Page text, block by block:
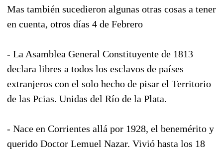
Mas también sucedieron algunas otras cosas a tener
en cuenta, otros días 4 de Febrero
- La Asamblea General Constituyente de 1813
declara libres a todos los esclavos de países
extranjeros con el solo hecho de pisar el Territorio
de las Pcias. Unidas del Río de la Plata.
- Nace en Corrientes allá por 1928, el benemérito y
querido Doctor Lemuel Nazar. Vivió hasta los 18